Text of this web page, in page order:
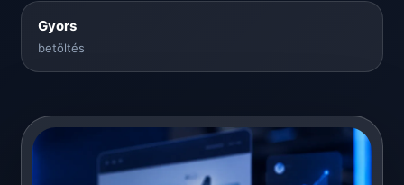
Gyors
betöltés